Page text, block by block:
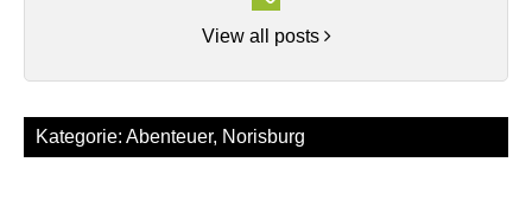
View all posts
Kategorie: Abenteuer, Norisburg